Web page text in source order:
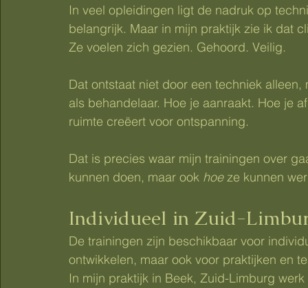
In veel opleidingen ligt de nadruk op
belangrijk. Maar in mijn praktijk zie ik dat
Ze voelen zich gezien. Gehoord. Veilig.
Dat ontstaat niet door een techniek
als behandelaar. Hoe je aanraakt. Hoe je
ruimte creëert voor ontspanning.
Dat is precies waar mijn trainingen over
kunnen doen, maar ook hoe ze kunnen
Individueel in Zuid-
De trainingen zijn beschikbaar voor
ontwikkelen, maar ook voor praktijken en
In mijn praktijk in Beek, Zuid-Limburg